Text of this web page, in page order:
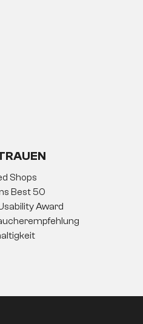
Shops
Best 50
Award